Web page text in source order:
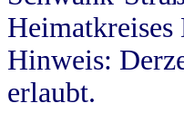
Hinweis:
erlaubt.